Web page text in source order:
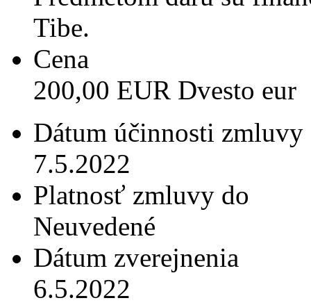
Tibe.
Cena
200,00 EUR Dvesto eur
Dátum účinnosti zmluvy
7.5.2022
Platnosť zmluvy do
Neuvedené
Dátum zverejnenia
6.5.2022